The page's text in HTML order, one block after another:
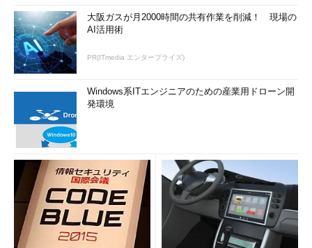
大阪ガスが月2000時間の共有作業を削減！ 現場の
AI活用術
PR(ITmedia エンタープライズ)
Windows系ITエンジニアのための産業用ドローン開
発環境